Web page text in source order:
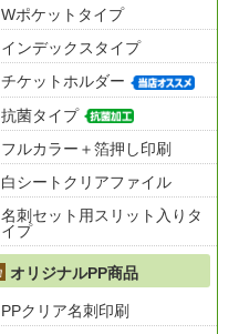
Wポケットタイプ
インデックスタイプ
チケットホルダー
抗菌タイプ
フルカラー＋箔押し印刷
白シートクリアファイル
名刺セット用スリット入りタ
イプ
オリジナルPP商品
PPクリア名刺印刷